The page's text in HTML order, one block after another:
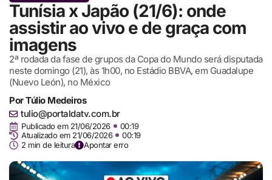
Tunísia x Japão (21/6): onde
assistir ao vivo e de graça com
imagens
2ª rodada da fase de grupos da Copa do Mundo será disputada
neste domingo (21), às 1h00, no Estádio BBVA, em Guadalupe
(Nuevo León), no México
PorTúlio Medeiros
tulio@portaldatv.com.br
Publicado em 21/06/2026
00:19
Atualizado em 21/06/2026
00:19
2 min de leitura
Apontar erro